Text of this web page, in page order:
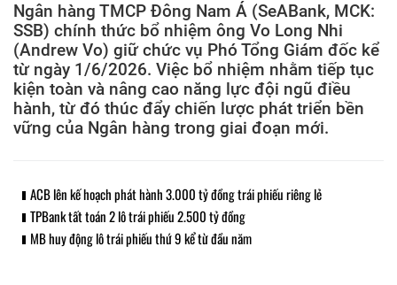
Ngân hàng TMCP Đông Nam Á (SeABank, MCK:
SSB) chính thức bổ nhiệm ông Vo Long Nhi
(Andrew Vo) giữ chức vụ Phó Tổng Giám đốc kể
từ ngày 1/6/2026. Việc bổ nhiệm nhằm tiếp tục
kiện toàn và nâng cao năng lực đội ngũ điều
hành, từ đó thúc đẩy chiến lược phát triển bền
vững của Ngân hàng trong giai đoạn mới.
ACB lên kế hoạch phát hành 3.000 tỷ đồng trái phiếu riêng lẻ
TPBank tất toán 2 lô trái phiếu 2.500 tỷ đồng
MB huy động lô trái phiếu thứ 9 kể từ đầu năm